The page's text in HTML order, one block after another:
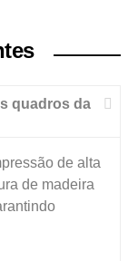
quadros da
de alta
de madeira